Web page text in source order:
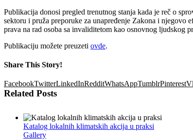
Publikacija donosi pregled trenutnog stanja kada je reč o
sektoru i pruža preporuke za unapređenje Zakona i njegovo
prava na rad osoba sa invaliditetom kao osnovnog ljudskog
Publikaciju možete preuzeti ovde.
Share This Story!
FacebookTwitterLinkedInRedditWhatsAppTumblrPinterest
Related Posts
Katalog lokalnih klimatskih akcija u praksi
Gallery